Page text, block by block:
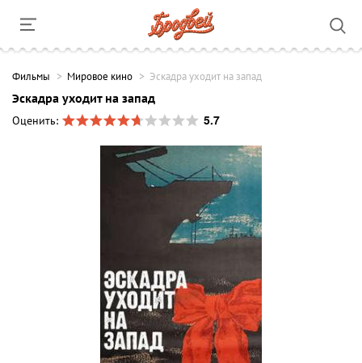
Фильмы Мировое кино Эскадра уходит на запад
Эскадра уходит на запад
Оценить:
5.7